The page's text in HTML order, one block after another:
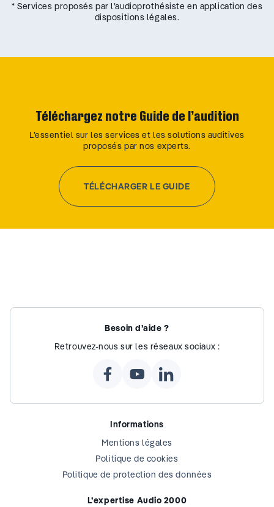
* Services proposés par l’audioprothésiste en application des
dispositions légales.
Téléchargez notre Guide de l’audition
L’essentiel sur les services et les solutions auditives
proposés par nos experts.
TÉLÉCHARGER LE GUIDE
Besoin d’aide ?
Retrouvez-nous sur les réseaux sociaux :
Informations
Mentions légales
Politique de cookies
Politique de protection des données
L’expertise Audio 2000